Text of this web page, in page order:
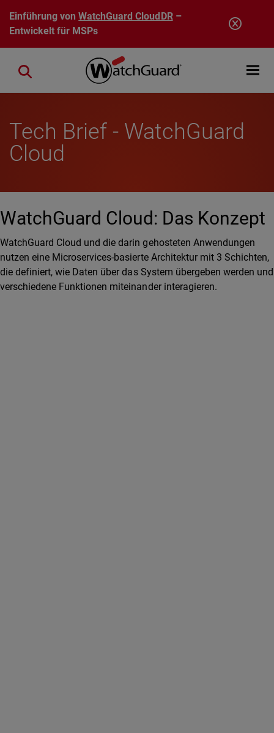
Direkt zum Inhalt
Einführung vonWatchGuard CloudDR–
Entwickelt für MSPs
Open
Close search
Tech Brief - WatchGuard
Cloud
WatchGuard Cloud: Das Konzept
WatchGuard Cloud und die darin gehosteten Anwendungen
nutzen eine Microservices-basierte Architektur mit 3 Schichten,
die definiert, wie Daten über das System übergeben werden und
verschiedene Funktionen miteinander interagieren.